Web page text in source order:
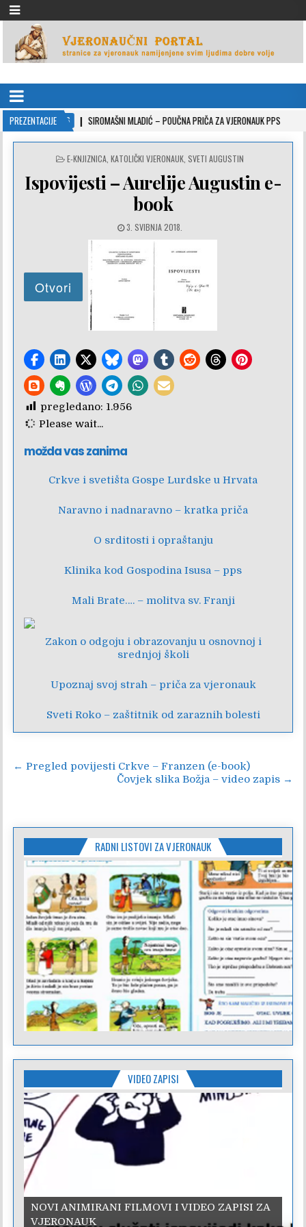
VJERONAUČNI PORTAL
PREZENTACIJE
10-26 SIROMAŠNI MLADIĆ – POUČNA PRIČA ZA VJERONAUK PPS
POSTED
E-KNJIZNICA, KATOLIČKI VJERONAUK, SVETI AUGUSTIN
Ispovijesti – Aurelije Augustin e-
book
3. SVIBNJA 2018.
pregledano: 1.956
Please wait...
možda vas zanima
Crkve i svetišta Gospe Lurdske u Hrvata
Naravno i nadnaravno – kratka priča
O srditosti i opraštanju
Klinika kod Gospodina Isusa – pps
Mali Brate…. – molitva sv. Franji
Zakon o odgoju i obrazovanju u osnovnoj i
srednjoj školi
Upoznaj svoj strah – priča za vjeronauk
Sveti Roko – zaštitnik od zaraznih bolesti
Navigacija
← Pregled povijesti Crkve – Franzen (e-book)
Čovjek slika Božja – video zapis →
RADNI LISTOVI ZA VJERONAUK
VIDEO ZAPISI
NOVI ANIMIRANI FILMOVI I VIDEO ZAPISI ZA
VJERONAUK